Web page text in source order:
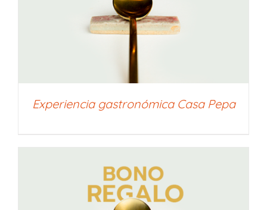
Experiencia gastronómica Casa Pepa